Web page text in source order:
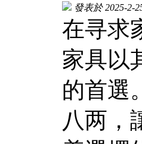
發表於 2025-2-
在寻求
家具以
的首選
八两，